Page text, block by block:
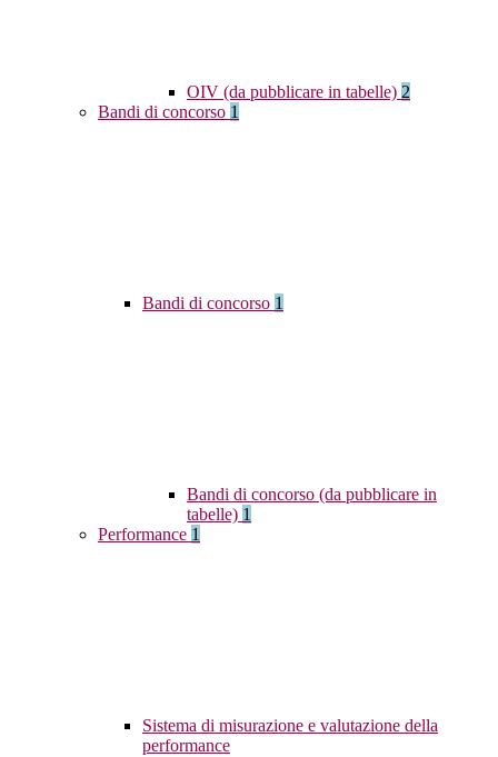
OIV (da pubblicare in tabelle) 2
Bandi di concorso 1
Bandi di concorso 1
Bandi di concorso (da pubblicare in
tabelle) 1
Performance 1
Sistema di misurazione e valutazione della
performance